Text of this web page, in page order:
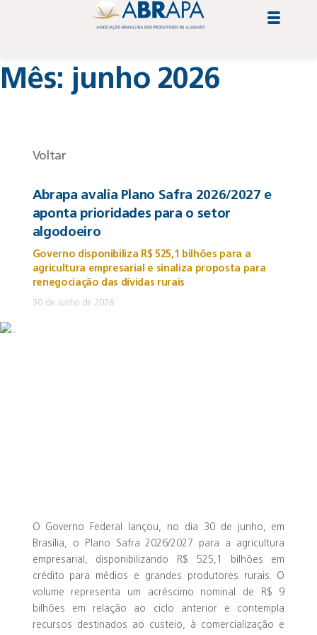
Mês: junho 2026
Voltar
Abrapa avalia Plano Safra 2026/2027 e
aponta prioridades para o setor
algodoeiro
Governo disponibiliza R$ 525,1 bilhões para a
agricultura empresarial e sinaliza proposta para
renegociação das dívidas rurais
30 de Junho de 2026
O Governo Federal lançou, no dia 30 de junho, em
Brasília, o Plano Safra 2026/2027 para a agricultura
empresarial, disponibilizando R$ 525,1 bilhões em
crédito para médios e grandes produtores rurais. O
volume representa um acréscimo nominal de R$ 9
bilhões em relação ao ciclo anterior e contempla
recursos destinados ao custeio, à comercialização e